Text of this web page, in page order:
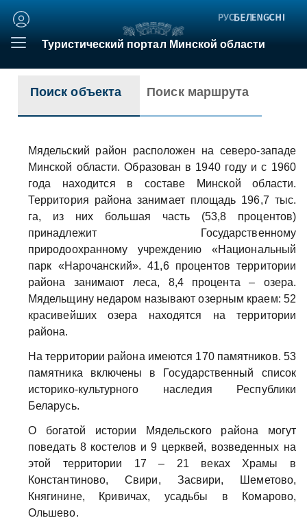
Туристический портал Минской области
Поиск объекта Поиск маршрута
Мядельский район расположен на северо-западе
Минской области. Образован в 1940 году и с 1960
года находится в составе Минской области.
Территория района занимает площадь 196,7 тыс.
га, из них большая часть (53,8 процентов)
принадлежит Государственному
природоохранному учреждению «Национальный
парк «Нарочанский». 41,6 процентов территории
района занимают леса, 8,4 процента – озера.
Мядельщину недаром называют озерным краем: 52
красивейших озера находятся на территории
района.
На территории района имеются 170 памятников. 53
памятника включены в Государственный список
историко-культурного наследия Республики
Беларусь.
О богатой истории Мядельского района могут
поведать 8 костелов и 9 церквей, возведенных на
этой территории 17 – 21 веках Храмы в
Константиново, Свири, Засвири, Шеметово,
Княгинине, Кривичах, усадьбы в Комарово,
Ольшево.